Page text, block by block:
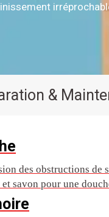
des obstructions de
savon pour une